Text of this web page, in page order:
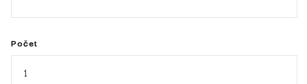
Počet